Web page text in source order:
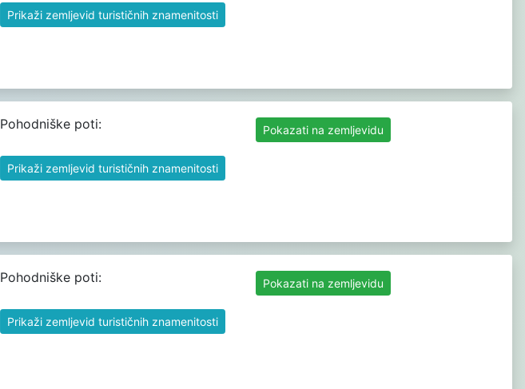
Prikaži zemljevid turističnih znamenitosti
Pohodniške poti:
Prikaži zemljevid turističnih znamenitosti
Pokazati na zemljevidu
Pohodniške poti:
Prikaži zemljevid turističnih znamenitosti
Pokazati na zemljevidu